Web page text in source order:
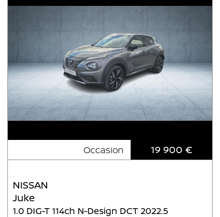
Occasion 19 900 €
NISSAN
Juke
1.0 DIG-T 114ch N-Design DCT 2022.5